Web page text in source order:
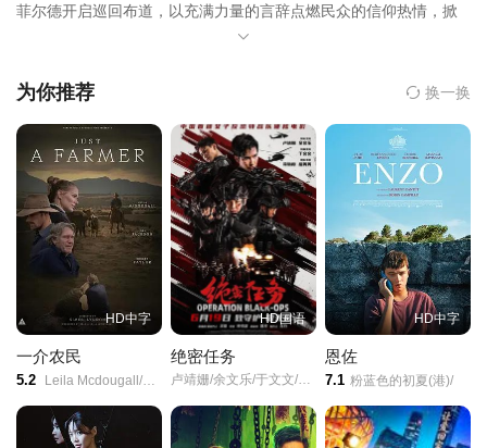
菲尔德开启巡回布道，以充满力量的言辞点燃民众的信仰热情，掀
起席卷殖民地的第一次大觉醒运动。本杰明·富兰克林被怀特菲尔德
在交往中逐渐关注民众的精神觉醒，怀特菲尔德的布道也悄然影响
民地的精神面貌。
为你推荐 换一换
HD中字
一介农民
5.2 Leila Mcdougall/Joel Jackson/Robert Taylor/
HD国语
绝密任务
卢靖姗/余文乐/于文文/蒋璐霞/屈菁菁/张溯哲/朱烁燃/明子煜/褚旭/亮月儿/王飞斐/常丹丹/金丽慧子/潘羞月/朱庭辰/叶彤/凡尼达·宾蒂·伊姆兰/曹操/
HD中字
恩佐
7.1 粉蓝色的初夏(港)/